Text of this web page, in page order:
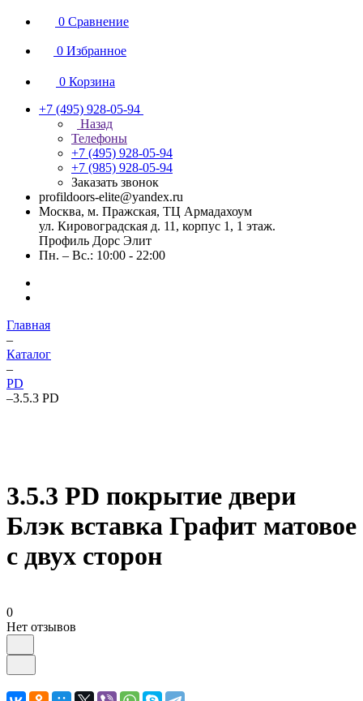
0 Сравнение
0 Избранное
0 Корзина
+7 (495) 928-05-94
Назад
Телефоны
+7 (495) 928-05-94
+7 (985) 928-05-94
Заказать звонок
profildoors-elite@yandex.ru
Москва, м. Пражская, ТЦ Армадахоум
ул. Кировоградская д. 11, корпус 1, 1 этаж.
Профиль Дорс Элит
Пн. – Вс.: 10:00 - 22:00
Главная
–
Каталог
–
PD
–3.5.3 PD
3.5.3 PD покрытие двери
Блэк вставка Графит матовое
с двух сторон
0
Нет отзывов